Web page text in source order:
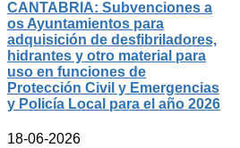
CANTABRIA: Subvenciones a
os Ayuntamientos para
adquisición de desfibriladores,
hidrantes y otro material para
uso en funciones de
Protección Civil y Emergencias
y Policía Local para el año 2026
18-06-2026